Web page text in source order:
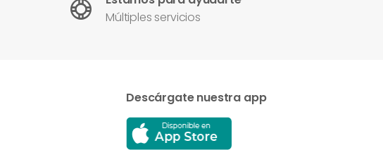
Múltiples servicios
Descárgate nuestra app